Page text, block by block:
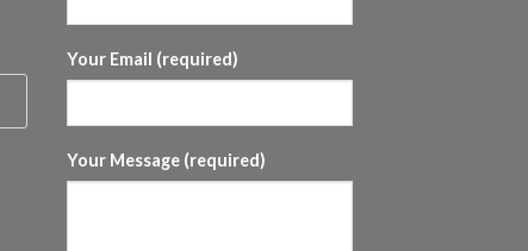
Your Email (required)
Your Message (required)